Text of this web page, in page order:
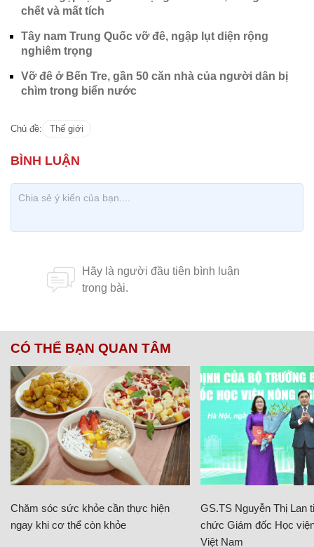
chết và mất tích
Tây nam Trung Quốc vỡ đê, ngập lụt diện rộng
nghiêm trọng
Vỡ đê ở Bến Tre, gần 50 căn nhà của người dân bị
chìm trong biển nước
Chủ đề: Thế giới
CÓ THỂ BẠN QUAN TÂM
Chăm sóc sức khỏe cần thực hiện
ngay khi cơ thể còn khỏe
GS.TS Nguyễn Thị Lan
chức Giám đốc Học
Việt Nam